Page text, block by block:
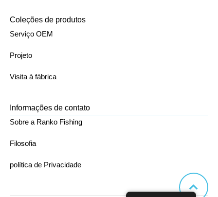
Coleções de produtos
Serviço OEM
Projeto
Visita à fábrica
Informações de contato
Sobre a Ranko Fishing
Filosofia
política de Privacidade